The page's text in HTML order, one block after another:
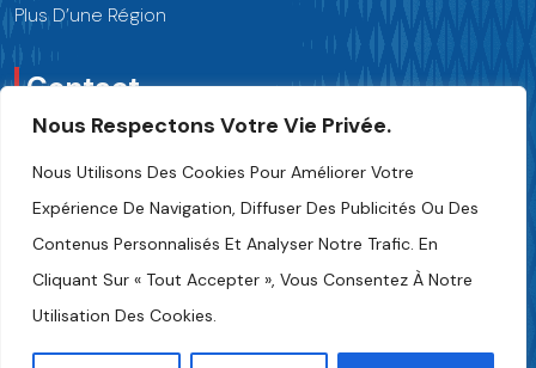
Nous Respectons Votre Vie Privée.
Nous Utilisons Des Cookies Pour Améliorer Votre
Expérience De Navigation, Diffuser Des Publicités Ou Des
Contenus Personnalisés Et Analyser Notre Trafic. En
Cliquant Sur « Tout Accepter », Vous Consentez À Notre
Utilisation Des Cookies.
Plus D’une Région
Contact
Nous Contacter
+216 70 241 500
Fipa.tunisia@fipa.tn
Rue Slah Eddine ELAMAMI, Tunis 1004